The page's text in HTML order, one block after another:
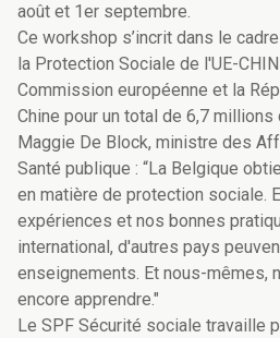
août et 1er septembre.
Ce workshop s’incrit dans le
la Protection Sociale de l'UE-
Commission européenne et la
Chine pour un total de 6,7 millions
Maggie De Block, ministre des
Santé publique : “La Belgique
en matière de protection sociale.
expériences et nos bonnes
international, d'autres pays
enseignements. Et nous-mêmes,
encore apprendre."
Le SPF Sécurité sociale travaille